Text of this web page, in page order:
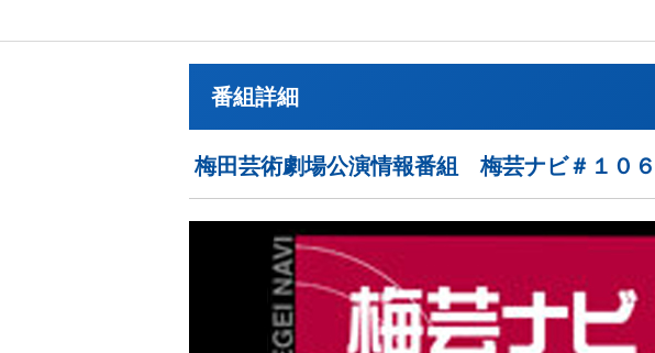
番組詳細
梅田芸術劇場公演情報番組 梅芸ナビ＃１０６